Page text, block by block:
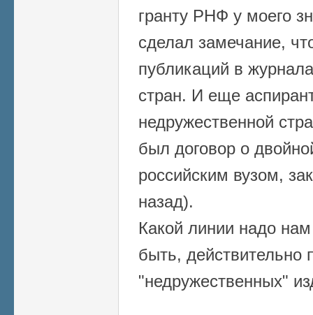
гранту РНФ у моего
сделал замечание,
публикаций в
стран. И еще
недружественной
был договор о
российским вузом,
назад).
Какой линии надо
быть, действительно
"недружественных"